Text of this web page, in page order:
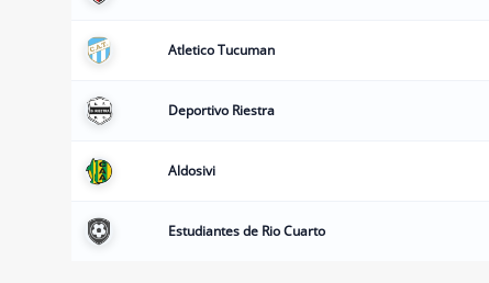
Atletico Tucuman
Deportivo Riestra
Aldosivi
Estudiantes de Rio Cuarto